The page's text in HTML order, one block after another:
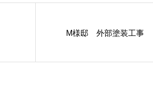
M様邸 外部塗装工事